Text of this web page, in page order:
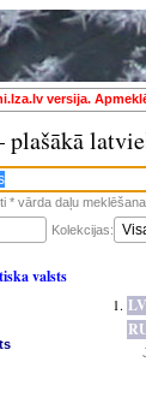
versija.
plašākā
* vārda daļu
Kolekcijas:
valsts
LV